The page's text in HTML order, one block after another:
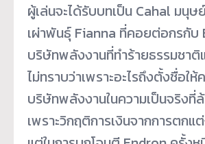
ผู้เล่นจะได้รับบทเป็น Cahal มนุษ
เผ่าพันธุ์ Fianna ที่คอยต่อกรกับ
บริษัทพลังงานที่ทำร้ายธรรมชา
ไม่ทราบว่าเพราะอะไรถึงตั้งชื่อใ
บริษัทพลังงานในความเป็นจริงที่
เพราะวิกฤติการเงินจากการตก